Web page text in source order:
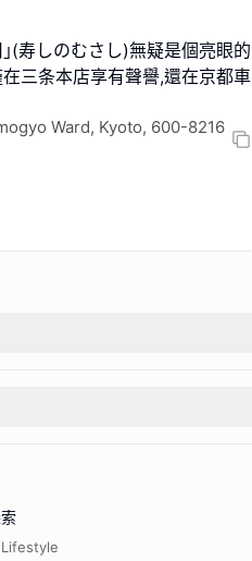
(寿しのむさし)無疑是個亮眼的
三条本店享有聲譽,還在京都車
Ward, Kyoto, 600-8216